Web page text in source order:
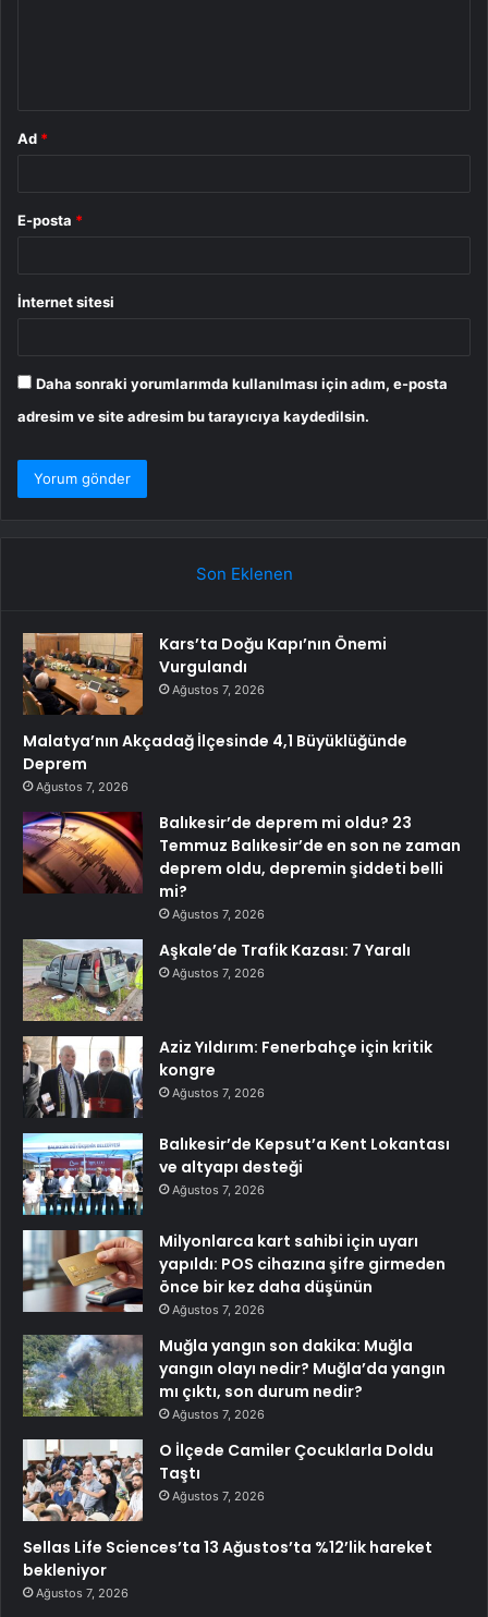
Ad *
E-posta *
İnternet sitesi
Daha sonraki yorumlarımda kullanılması için adım, e-posta
adresim ve site adresim bu tarayıcıya kaydedilsin.
Son Eklenen
Kars’ta Doğu Kapı’nın Önemi
Vurgulandı
Ağustos 7, 2026
Malatya’nın Akçadağ İlçesinde 4,1 Büyüklüğünde
Deprem
Ağustos 7, 2026
Balıkesir’de deprem mi oldu? 23
Temmuz Balıkesir’de en son ne zaman
deprem oldu, depremin şiddeti belli
mi?
Ağustos 7, 2026
Aşkale’de Trafik Kazası: 7 Yaralı
Ağustos 7, 2026
Aziz Yıldırım: Fenerbahçe için kritik
kongre
Ağustos 7, 2026
Balıkesir’de Kepsut’a Kent Lokantası
ve altyapı desteği
Ağustos 7, 2026
Milyonlarca kart sahibi için uyarı
yapıldı: POS cihazına şifre girmeden
önce bir kez daha düşünün
Ağustos 7, 2026
Muğla yangın son dakika: Muğla
yangın olayı nedir? Muğla’da yangın
mı çıktı, son durum nedir?
Ağustos 7, 2026
O İlçede Camiler Çocuklarla Doldu
Taştı
Ağustos 7, 2026
Sellas Life Sciences’ta 13 Ağustos’ta %12’lik hareket
bekleniyor
Ağustos 7, 2026